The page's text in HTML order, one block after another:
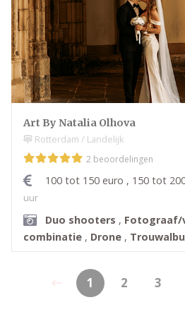
Art By Natalia Olhova
Rotterdam / Landelijk
2 beoordelingen
100 tot 150 euro , 150 tot
uur
Duo shooters , Fotograaf/
combinatie , Drone ,
1 2 3